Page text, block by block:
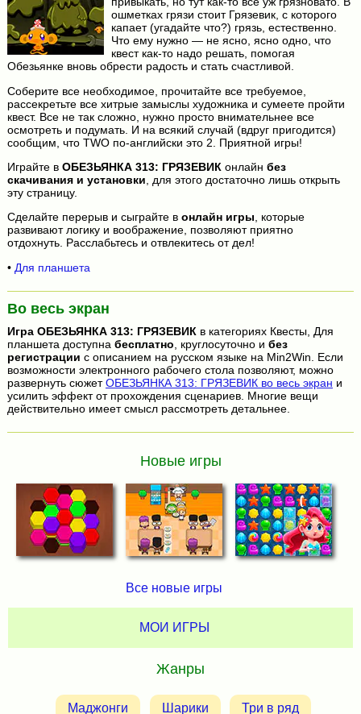
ошметках грязи стоит Грязевик, с которого
капает (угадайте что?) грязь, естественно.
Что ему нужно — не ясно, ясно одно, что
квест как-то надо решать, помогая
Обезьянке вновь обрести радость и стать счастливой.
Соберите все необходимое, прочитайте все требуемое,
рассекретьте все хитрые замыслы художника и сумеете пройти
квест. Все не так сложно, нужно просто внимательнее все
осмотреть и подумать. И на всякий случай (вдруг пригодится)
сообщим, что TWO по-английски это 2. Приятной игры!
Играйте в ОБЕЗЬЯНКА 313: ГРЯЗЕВИК онлайн без
скачивания и установки , для этого достаточно лишь открыть
эту страницу.
Сделайте перерыв и сыграйте в онлайн игры, которые
развивают логику и воображение, позволяют приятно
отдохнуть. Расслабьтесь и отвлекитесь от дел!
• Для планшета
Во весь экран
Игра ОБЕЗЬЯНКА 313: ГРЯЗЕВИК в категориях Квесты, Для
планшета доступна бесплатно , круглосуточно и без
регистрации с описанием на русском языке на Min2Win. Если
возможности электронного рабочего стола позволяют, можно
развернуть сюжетОБЕЗЬЯНКА 313: ГРЯЗЕВИК во весь экран и
усилить эффект от прохождения сценариев. Многие вещи
действительно имеет смысл рассмотреть детальнее.
Новые игры
Все новые игры
МОИ ИГРЫ
Жанры
Маджонги Шарики Три в ряд